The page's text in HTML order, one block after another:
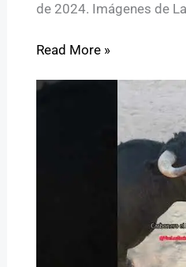
de 2024. Imágenes de
Read More »